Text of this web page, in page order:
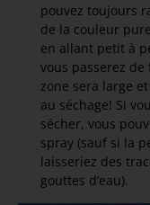
pouvez toujours
de la couleur
en allant petit à
vous passerez
zone sera large
au séchage! Si
sécher, vous
spray (sauf si la
laisseriez des
gouttes d’eau).